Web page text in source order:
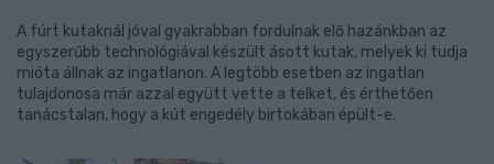
A fúrt kutaknál jóval gyakrabban fordulnak elő hazánkban az
egyszerűbb technológiával készült ásott kutak, melyek ki tudja
mióta állnak az ingatlanon. A legtöbb esetben az ingatlan
tulajdonosa már azzal együtt vette a telket, és érthetően
tanácstalan, hogy a kút engedély birtokában épült-e.